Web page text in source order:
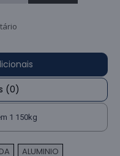
(0)
1 150kg
ALUMINIO